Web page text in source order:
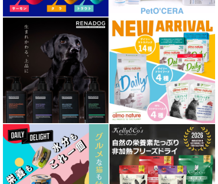
口腔内・喉ケア対応商品 犬用
心臓ケア対応ドッグフード
皮膚・被毛ケア対応 フード for DOG
低脂肪 ドライフード for DOG
特集 ドッグフードの涙やけ対策
特集 穀物不使用 ドッグフード（ドライ）